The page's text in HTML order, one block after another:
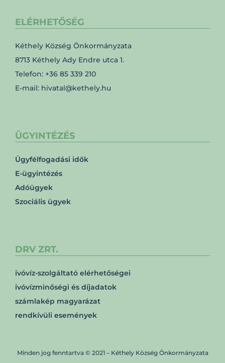
ELÉRHETŐSÉG
Kéthely Község Önkormányzata
8713 Kéthely Ady Endre utca 1.
Telefon: +36 85 339 210
E-mail: hivatal@kethely.hu
ÜGYINTÉZÉS
Ügyfélfogadási idők
E-ügyintézés
Adóügyek
Szociális ügyek
DRV ZRT.
ivóvíz-szolgáltató elérhetőségei
ivóvízminőségi és díjadatok
számlakép magyarázat
rendkívüli események
Minden jog fenntartva © 2021 – Kéthely Község Önkormányzata